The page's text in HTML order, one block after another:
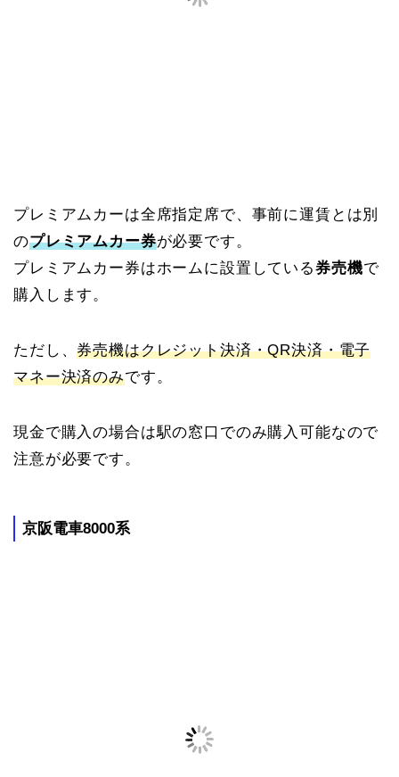
プレミアムカーは全席指定席で、事前に運賃とは別
のプレミアムカー券が必要です。
プレミアムカー券はホームに設置している券売機で
購入します。
ただし、券売機はクレジット決済・QR決済・電子
マネー決済のみです。
現金で購入の場合は駅の窓口でのみ購入可能なので
注意が必要です。
京阪電車8000系